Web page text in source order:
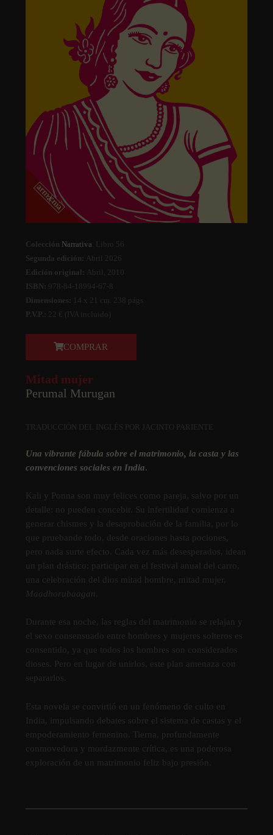
Colección Narrativa . Libro 56
Segunda edición:
Abril 2026
Edición original:
Abril, 2010
ISBN:
978-84-18994-67-8
Dimensiones:
14 x 21 cm. 238 págs.
P.V.P.: 22 € (IVA incluido)
COMPRAR
Mitad mujer
Perumal Murugan
TRADUCCIÓN DEL INGLÉS POR JACINTO PARIENTE
Una vibrante fábula sobre el matrimonio, la casta y las
convenciones sociales en India.
Kali y Ponna son muy felices como pareja, salvo por un
detalle: no pueden concebir. Su infertilidad comienza a
generar chismes y la desaprobación de la familia, por lo
que pruebande todo, desde oraciones hasta pociones,
pero nada surte efecto. Cada vez más desesperados, idean
un plan drástico: participar en el festival anual del carro,
una celebración del dios mitad hombre, mitad mujer,
Maadhorubaagan
Durante esa noche, las reglas del matrimonio se relajan y
el sexo consensuado entre hombres y mujeres solteros es
consentido, ya que todos los hombres son considerados
dioses. Pero en lugar de unirlos, este plan amenaza con
separarlos.
Esta novela se convirtió en un fenómeno de culto en
India, impulsando debates sobre el sistema de castas y el
empoderamiento femenino. Tierna, profundamente
conmovedora y mordazmente crítica, es una poderosa
exploración de un matrimonio feliz bajo presión.